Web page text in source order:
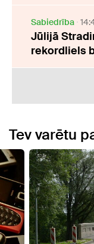
Sabiedrība
Jūlijā
rekordliels
Tev varētu